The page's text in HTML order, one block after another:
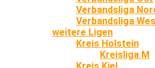
Verbandsliga
Verbandsliga
weitere Ligen
Kreis Holstein
Kreisliga M